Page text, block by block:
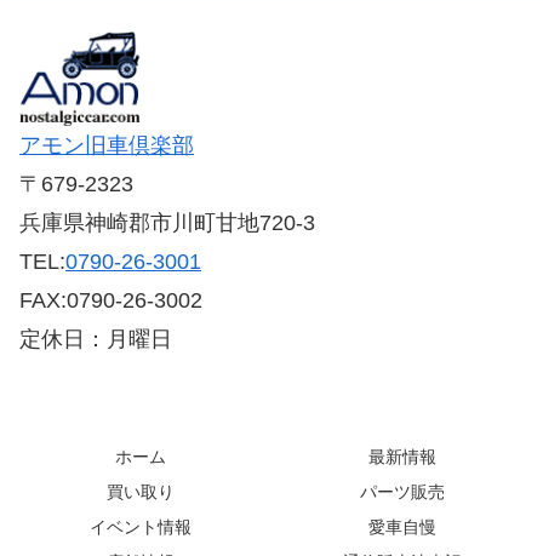
アモン旧車倶楽部
〒679-2323
兵庫県神崎郡市川町甘地720-3
TEL:0790-26-3001
FAX:0790-26-3002
定休日：月曜日
ホーム
最新情報
買い取り
パーツ販売
イベント情報
愛車自慢